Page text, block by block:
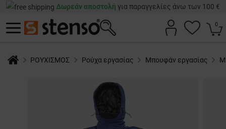
Δωρεάν αποστολή για παραγγελίες άνω των 100 €
0
ΡΟΥΧΙΣΜΟΣ Ρούχα εργασίας Μπουφάν εργασίας